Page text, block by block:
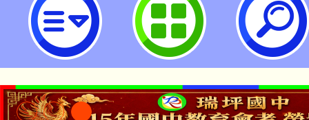
團免費說明會」事宜，請惠予公告
參加。-桃園市立瑞坪國民中學